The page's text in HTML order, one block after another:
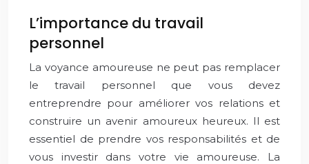
L’importance du travail
personnel
La voyance amoureuse ne peut pas remplacer
le travail personnel que vous devez
entreprendre pour améliorer vos relations et
construire un avenir amoureux heureux. Il est
essentiel de prendre vos responsabilités et de
vous investir dans votre vie amoureuse. La